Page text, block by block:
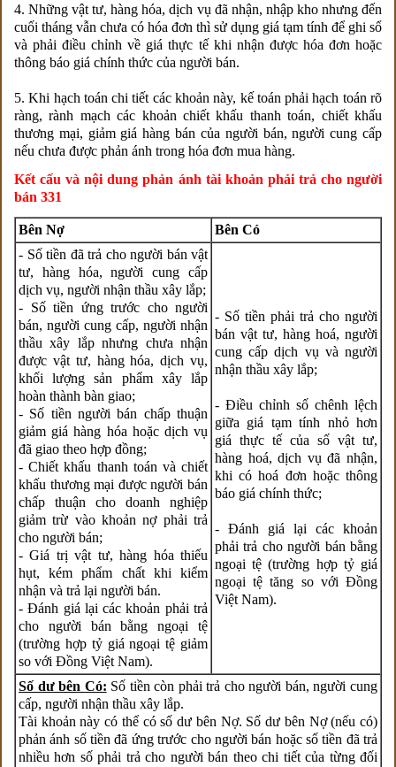
4. Những vật tư, hàng hóa, dịch vụ đã nhận, nhập kho nhưng đến
cuối tháng vẫn chưa có hóa đơn thì sử dụng giá tạm tính để ghi sổ
và phải điều chỉnh về giá thực tế khi nhận được hóa đơn hoặc
thông báo giá chính thức của người bán.
5. Khi hạch toán chi tiết các khoản này, kế toán phải hạch toán rõ
ràng, rành mạch các khoản chiết khấu thanh toán, chiết khấu
thương mại, giảm giá hàng bán của người bán, người cung cấp
nếu chưa được phản ánh trong hóa đơn mua hàng.
Kết cấu và nội dung phản ánh tài khoản phải trả cho người
bán 331
Bên Nợ
Bên Có
- Số tiền đã trả cho người bán vật
tư, hàng hóa, người cung cấp
dịch vụ, người nhận thầu xây lắp;
- Số tiền ứng trước cho người
bán, người cung cấp, người nhận
thầu xây lắp nhưng chưa nhận
được vật tư, hàng hóa, dịch vụ,
khối lượng sản phẩm xây lắp
hoàn thành bàn giao;
- Số tiền người bán chấp thuận
giảm giá hàng hóa hoặc dịch vụ
đã giao theo hợp đồng;
- Chiết khấu thanh toán và chiết
khấu thương mại được người bán
chấp thuận cho doanh nghiệp
giảm trừ vào khoản nợ phải trả
cho người bán;
- Giá trị vật tư, hàng hóa thiếu
hụt, kém phẩm chất khi kiểm
nhận và trả lại người bán.
- Đánh giá lại các khoản phải trả
cho người bán bằng ngoại tệ
(trường hợp tỷ giá ngoại tệ giảm
so với Đồng Việt Nam).
- Số tiền phải trả cho người
bán vật tư, hàng hoá, người
cung cấp dịch vụ và người
nhận thầu xây lắp;
- Điều chỉnh số chênh lệch
giữa giá tạm tính nhỏ hơn
giá thực tế của số vật tư,
hàng hoá, dịch vụ đã nhận,
khi có hoá đơn hoặc thông
báo giá chính thức;
- Đánh giá lại các khoản
phải trả cho người bán bằng
ngoại tệ (trường hợp tỷ giá
ngoại tệ tăng so với Đồng
Việt Nam).
Số dư bên Có: Số tiền còn phải trả cho người bán, người cung
cấp, người nhận thầu xây lắp.
Tài khoản này có thể có số dư bên Nợ. Số dư bên Nợ (nếu có)
phản ánh số tiền đã ứng trước cho người bán hoặc số tiền đã trả
nhiều hơn số phải trả cho người bán theo chi tiết của từng đối